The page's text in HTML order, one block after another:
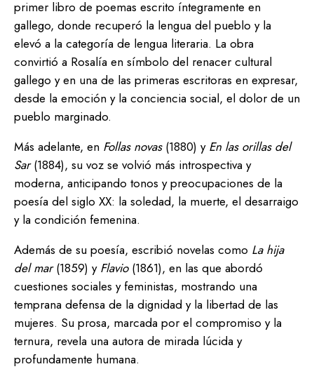
primer libro de poemas escrito íntegramente en
gallego, donde recuperó la lengua del pueblo y la
elevó a la categoría de lengua literaria. La obra
convirtió a Rosalía en símbolo del renacer cultural
gallego y en una de las primeras escritoras en expresar,
desde la emoción y la conciencia social, el dolor de un
pueblo marginado.
Más adelante, en Follas novas(1880) y En las orillas del
Sar(1884), su voz se volvió más introspectiva y
moderna, anticipando tonos y preocupaciones de la
poesía del siglo XX: la soledad, la muerte, el desarraigo
y la condición femenina.
Además de su poesía, escribió novelas como La hija
del mar(1859) y Flavio(1861), en las que abordó
cuestiones sociales y feministas, mostrando una
temprana defensa de la dignidad y la libertad de las
mujeres. Su prosa, marcada por el compromiso y la
ternura, revela una autora de mirada lúcida y
profundamente humana.